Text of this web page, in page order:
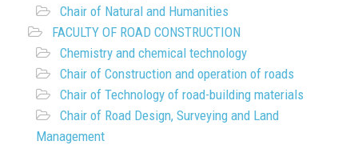
Chair of Natural and Humanities
FACULTY OF ROAD CONSTRUCTION
Chemistry and chemical technology
Chair of Construction and operation of roads
Chair of Technology of road-building materials
Chair of Road Design, Surveying and Land
Management